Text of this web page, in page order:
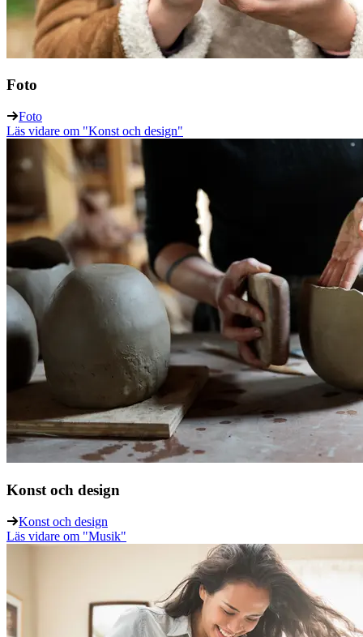
Foto
Foto
Läs vidare om "Konst och design"
Konst och design
Konst och design
Läs vidare om "Musik"